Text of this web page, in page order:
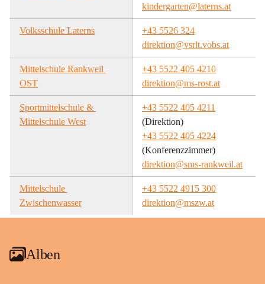
kindergarten@laterns.at
Volksschule Laterns
+43 5526 324
direktion@vsrlt.vobs.at
Mittelschule Rankweil
OST
+43 5522 405 4210
direktion@ms-rost.at
Sportmittelschule &
Mittelschule West
+43 5522 405 4211
(Direktion)
+43 5522 405 4224
(Konferenzzimmer)
direktion@sms-rankweil.at
Mittelschule
Zwischenwasser
+43 5522 4915 300
direktion@mszw.at
Alben